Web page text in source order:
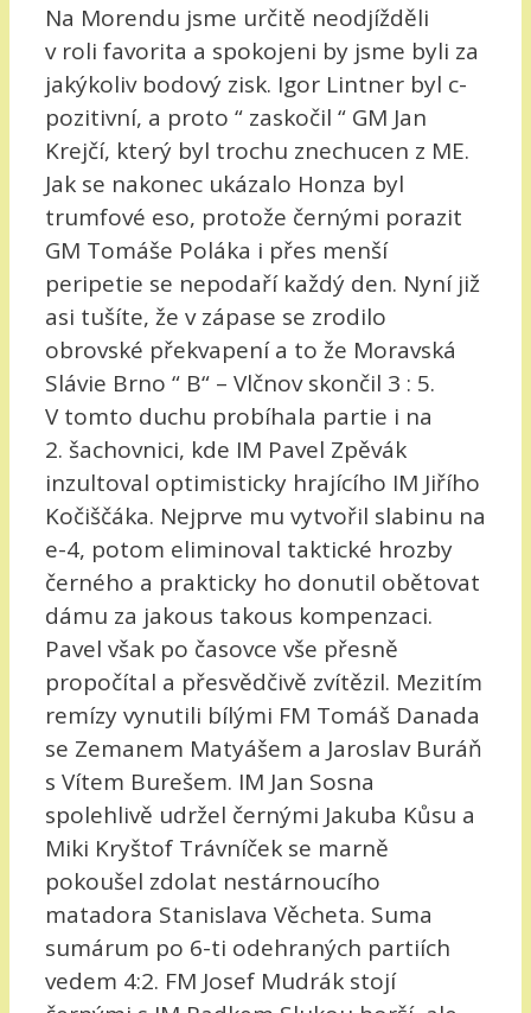
Na Morendu jsme určitě neodjížděli
v roli favorita a spokojeni by jsme byli za
jakýkoliv bodový zisk. Igor Lintner byl c-
pozitivní, a proto “ zaskočil “ GM Jan
Krejčí, který byl trochu znechucen z ME.
Jak se nakonec ukázalo Honza byl
trumfové eso, protože černými porazit
GM Tomáše Poláka i přes menší
peripetie se nepodaří každý den. Nyní již
asi tušíte, že v zápase se zrodilo
obrovské překvapení a to že Moravská
Slávie Brno “ B“ – Vlčnov skončil 3 : 5.
V tomto duchu probíhala partie i na
2. šachovnici, kde IM Pavel Zpěvák
inzultoval optimisticky hrajícího IM Jiřího
Kočiščáka. Nejprve mu vytvořil slabinu na
e-4, potom eliminoval taktické hrozby
černého a prakticky ho donutil obětovat
dámu za jakous takous kompenzaci.
Pavel však po časovce vše přesně
propočítal a přesvědčivě zvítězil. Mezitím
remízy vynutili bílými FM Tomáš Danada
se Zemanem Matyášem a Jaroslav Buráň
s Vítem Burešem. IM Jan Sosna
spolehlivě udržel černými Jakuba Kůsu a
Miki Kryštof Trávníček se marně
pokoušel zdolat nestárnoucího
matadora Stanislava Věcheta. Suma
sumárum po 6-ti odehraných partiích
vedem 4:2. FM Josef Mudrák stojí